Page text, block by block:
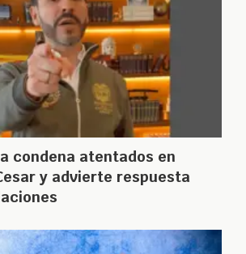
condena atentados en
y advierte respuesta